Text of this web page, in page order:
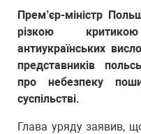
Прем’єр-міністр
різкою
антиукраїнських
представників
про небезпеку
суспільстві.
Глава уряду заявив,